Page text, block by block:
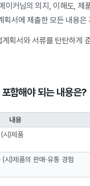
이커님의 의지, 이해도,
획서에 제출한 모든 내용
획서와 서류를 탄탄하게
함해야 되는 내용은?
내용
시)제품
)제품의 판매·유통 경험